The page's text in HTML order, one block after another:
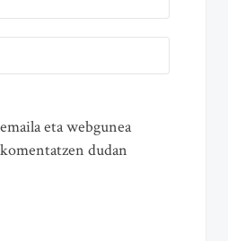
eta webgunea
dudan